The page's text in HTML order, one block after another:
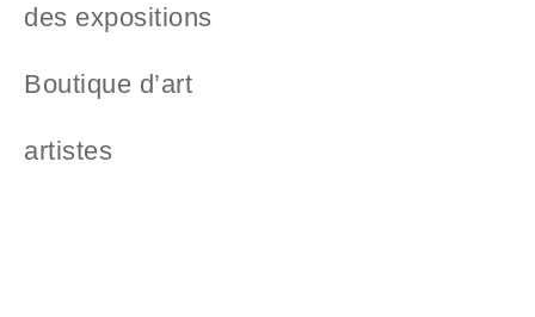
des expositions
Boutique d’art
artistes